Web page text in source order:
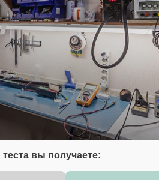
вы получаете: